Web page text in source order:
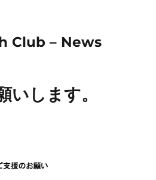
Club – News
いします。